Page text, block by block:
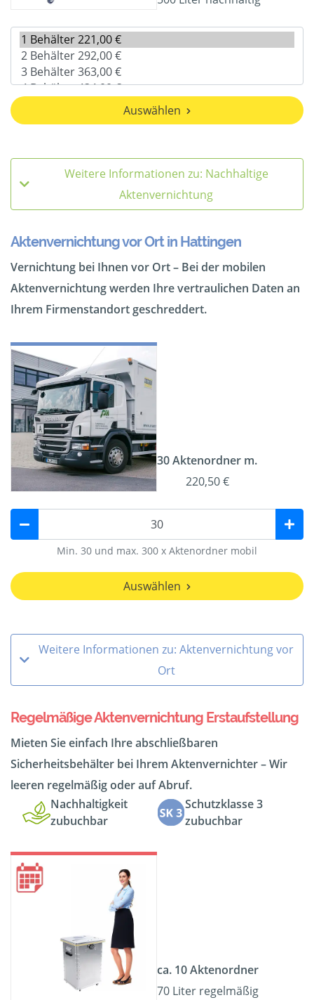
Auswählen
Weitere Informationen zu: Nachhaltige
Aktenvernichtung
Aktenvernichtung vor Ort in Hattingen
Vernichtung bei Ihnen vor Ort – Bei der mobilen
Aktenvernichtung werden Ihre vertraulichen Daten an
Ihrem Firmenstandort geschreddert.
30 Aktenordner m.
220,50 €
Min. 30 und max. 300 x Aktenordner mobil
Auswählen
Weitere Informationen zu: Aktenvernichtung vor
Ort
Regelmäßige Aktenvernichtung Erstaufstellung
Mieten Sie einfach Ihre abschließbaren
Sicherheitsbehälter bei Ihrem Aktenvernichter – Wir
leeren regelmäßig oder auf Abruf.
Nachhaltigkeit
zubuchbar
Schutzklasse 3
zubuchbar
ca. 10 Aktenordner
70 Liter regelmäßig